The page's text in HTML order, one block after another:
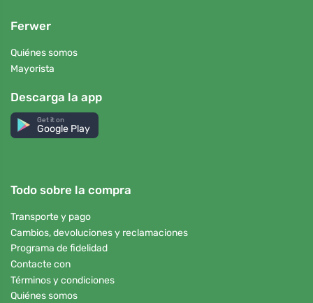
Ferwer
Quiénes somos
Mayorista
Descarga la app
Get it on
Google Play
Todo sobre la compra
Transporte y pago
Cambios, devoluciones y reclamaciones
Programa de fidelidad
Contacte con
Términos y condiciones
Quiénes somos